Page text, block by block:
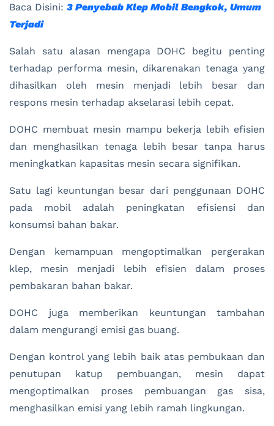
Baca Disini: 3 Penyebab Klep Mobil Bengkok, Umum
Terjadi
Salah satu alasan mengapa DOHC begitu penting
terhadap performa mesin, dikarenakan tenaga yang
dihasilkan oleh mesin menjadi lebih besar dan
respons mesin terhadap akselarasi lebih cepat.
DOHC membuat mesin mampu bekerja lebih efisien
dan menghasilkan tenaga lebih besar tanpa harus
meningkatkan kapasitas mesin secara signifikan.
Satu lagi keuntungan besar dari penggunaan DOHC
pada mobil adalah peningkatan efisiensi dan
konsumsi bahan bakar.
Dengan kemampuan mengoptimalkan pergerakan
klep, mesin menjadi lebih efisien dalam proses
pembakaran bahan bakar.
DOHC juga memberikan keuntungan tambahan
dalam mengurangi emisi gas buang.
Dengan kontrol yang lebih baik atas pembukaan dan
penutupan katup pembuangan, mesin dapat
mengoptimalkan proses pembuangan gas sisa,
menghasilkan emisi yang lebih ramah lingkungan.